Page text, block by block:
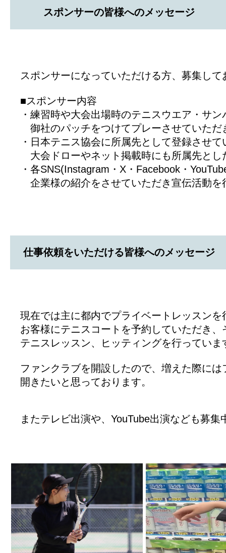
スポンサーの皆様へのメッセージ
スポンサーになっていただける方、募集して
■スポンサー内容
・練習時や大会出場時のテニスウエア・サ
御社のパッチをつけてプレーさせていただ
・日本テニス協会に所属先として登録させ
大会ドローやネット掲載時にも所属先とし
・各SNS(Instagram・X・Facebook・
企業様の紹介をさせていただき宣伝活動を
仕事依頼をいただける皆様へのメッセージ
現在では主に都内でプライベートレッスンを
お客様にテニスコートを予約していただき、
テニスレッスン、ヒッティングを行っていま
ファンクラブを開設したので、増えた際に
開きたいと思っております。
またテレビ出演や、YouTube出演なども募集